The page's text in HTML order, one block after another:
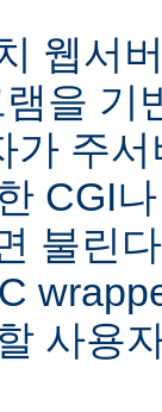
웹서
을 기
가 주
CGI
불린
사용